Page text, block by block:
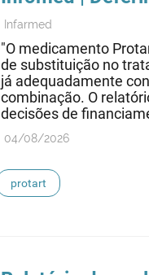
Infarmed
"O medicamento
de substituição no
já adequadamente
combinação. O
decisões de
04/08/2026
protart